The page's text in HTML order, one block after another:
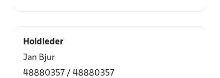
Holdleder
Jan Bjur
48880357 / 48880357